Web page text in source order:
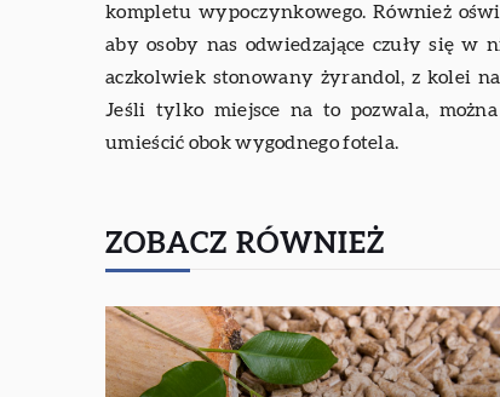
kompletu wypoczynkowego. Również
aby osoby nas odwiedzające czuły się
aczkolwiek stonowany żyrandol, z kolei
Jeśli tylko miejsce na to pozwala,
umieścić obok wygodnego fotela.
ZOBACZ RÓWNIEŻ